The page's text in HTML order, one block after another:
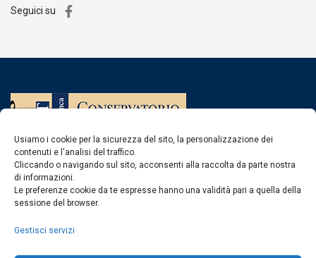
Usiamo i cookie per la sicurezza del sito, la personalizzazione dei
contenuti e l'analisi del traffico.
Cliccando o navigando sul sito, acconsenti alla raccolta da parte nostra
di informazioni.
Le preferenze cookie da te espresse hanno una validità pari a quella della
sessione del browser.
Gestisci servizi
Seguici su
Contatti
Centralino0963 375235